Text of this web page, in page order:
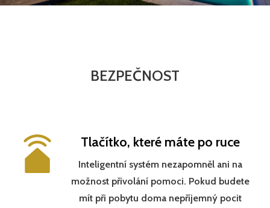
BEZPEČNOST
Tlačítko, které máte po ruce
Inteligentní systém nezapomněl ani na
možnost přivolání pomoci. Pokud budete
mít při pobytu doma nepříjemný pocit